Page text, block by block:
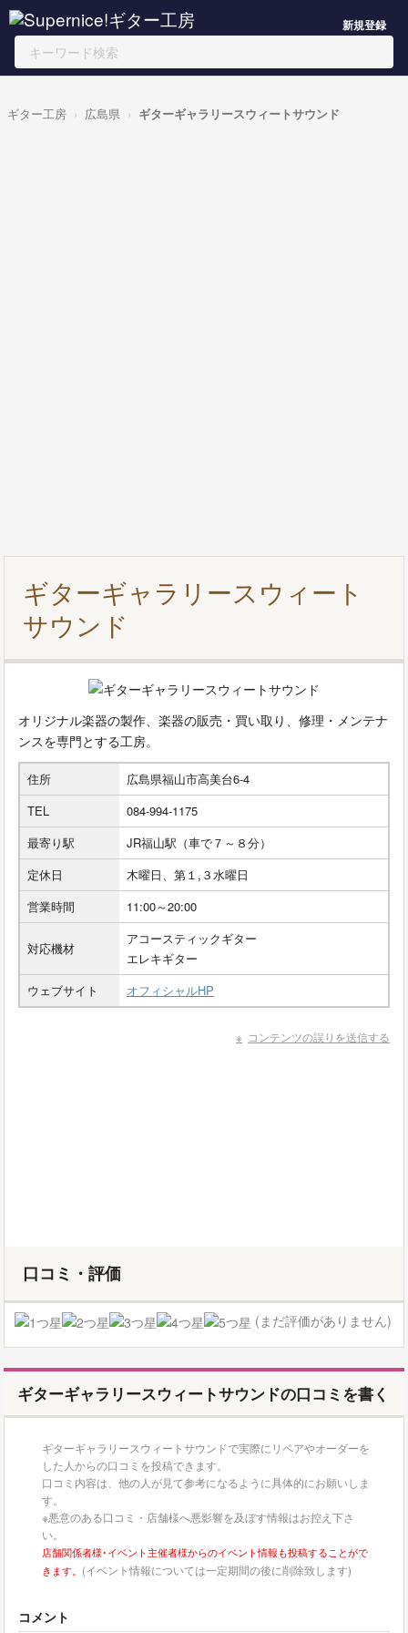
新規登録
ギター工房 広島県 ギターギャラリースウィートサウンド
ギターギャラリースウィート
サウンド
オリジナル楽器の製作、楽器の販売・買い取り、修理・メンテナ
ンスを専門とする工房。
住所
広島県福山市高美台6-4
TEL
084-994-1175
最寄り駅
JR福山駅（車で７～８分）
定休日
木曜日、第１,３水曜日
営業時間
11:00～20:00
対応機材
アコースティックギター
エレキギター
ウェブサイト
オフィシャルHP
コンテンツの誤りを送信する
口コミ・評価
(まだ評価がありません)
ギターギャラリースウィートサウンドの口コミを書く
ギターギャラリースウィートサウンドで実際にリペアやオーダーを
した人からの口コミを投稿できます。
口コミ内容は、他の人が見て参考になるように具体的にお願いしま
す。
※悪意のある口コミ・店舗様へ悪影響を及ぼす情報はお控え下さ
い。
店舗関係者様･イベント主催者様からのイベント情報も投稿することがで
きます。 (イベント情報については一定期間の後に削除致します)
コメント